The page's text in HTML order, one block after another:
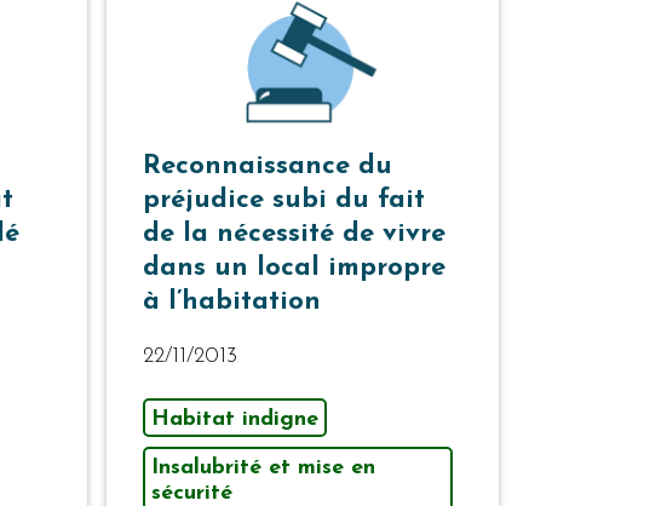
Reconnaissance du
préjudice subi du fait
de la nécessité de vivre
dans un local impropre
à l’habitation
22/11/2013
Habitat indigne
Insalubrité et mise en
sécurité